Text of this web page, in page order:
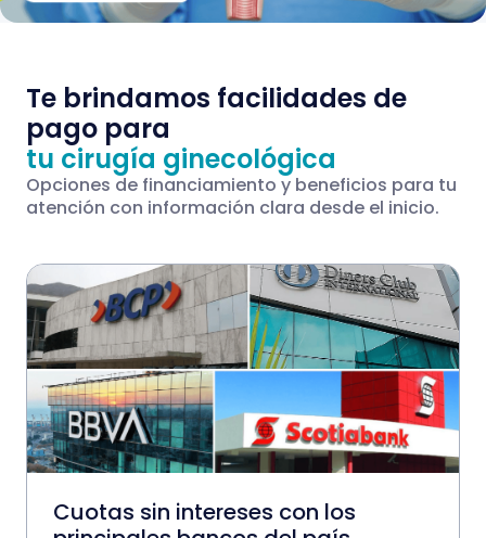
Te brindamos facilidades de
pago para
tu cirugía ginecológica
Opciones de financiamiento y beneficios para tu
atención con información clara desde el inicio.
Cuotas sin intereses con los